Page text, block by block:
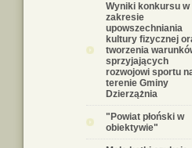
Wyniki konkursu w
zakresie
upowszechniania
kultury fizycznej
tworzenia
sprzyjających
rozwojowi sportu
terenie Gminy
Dzierzążnia
"Powiat płoński w
obiektywie"